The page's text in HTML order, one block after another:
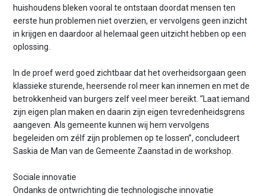
huishoudens bleken vooral te ontstaan doordat mensen ten
eerste hun problemen niet overzien, er vervolgens geen inzicht
in krijgen en daardoor al helemaal geen uitzicht hebben op een
oplossing.
In de proef werd goed zichtbaar dat het overheidsorgaan geen
klassieke sturende, heersende rol meer kan innemen en met de
betrokkenheid van burgers zelf veel meer bereikt. “Laat iemand
zijn eigen plan maken en daarin zijn eigen tevredenheidsgrens
aangeven. Als gemeente kunnen wij hem vervolgens
begeleiden om zélf zijn problemen op te lossen’’, concludeert
Saskia de Man van de Gemeente Zaanstad in de workshop.
Sociale innovatie
Ondanks de ontwrichting die technologische innovatie